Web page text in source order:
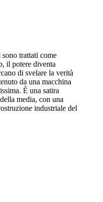
trattati come
il potere diventa
di svelare la verità
da una macchina
È una satira
media, con una
industriale del